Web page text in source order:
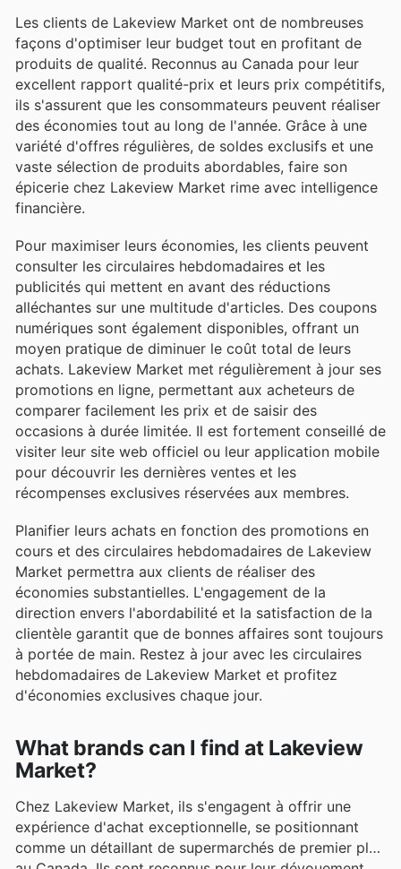
Les clients de Lakeview Market ont de nombreuses
façons d'optimiser leur budget tout en profitant de
produits de qualité. Reconnus au Canada pour leur
excellent rapport qualité-prix et leurs prix compétitifs,
ils s'assurent que les consommateurs peuvent réaliser
des économies tout au long de l'année. Grâce à une
variété d'offres régulières, de soldes exclusifs et une
vaste sélection de produits abordables, faire son
épicerie chez Lakeview Market rime avec intelligence
financière.
Pour maximiser leurs économies, les clients peuvent
consulter les circulaires hebdomadaires et les
publicités qui mettent en avant des réductions
alléchantes sur une multitude d'articles. Des coupons
numériques sont également disponibles, offrant un
moyen pratique de diminuer le coût total de leurs
achats. Lakeview Market met régulièrement à jour ses
promotions en ligne, permettant aux acheteurs de
comparer facilement les prix et de saisir des
occasions à durée limitée. Il est fortement conseillé de
visiter leur site web officiel ou leur application mobile
pour découvrir les dernières ventes et les
récompenses exclusives réservées aux membres.
Planifier leurs achats en fonction des promotions en
cours et des circulaires hebdomadaires de Lakeview
Market permettra aux clients de réaliser des
économies substantielles. L'engagement de la
direction envers l'abordabilité et la satisfaction de la
clientèle garantit que de bonnes affaires sont toujours
à portée de main. Restez à jour avec les circulaires
hebdomadaires de Lakeview Market et profitez
d'économies exclusives chaque jour.
What brands can I find at Lakeview
Market?
Chez Lakeview Market, ils s'engagent à offrir une
expérience d'achat exceptionnelle, se positionnant
comme un détaillant de supermarchés de premier plan